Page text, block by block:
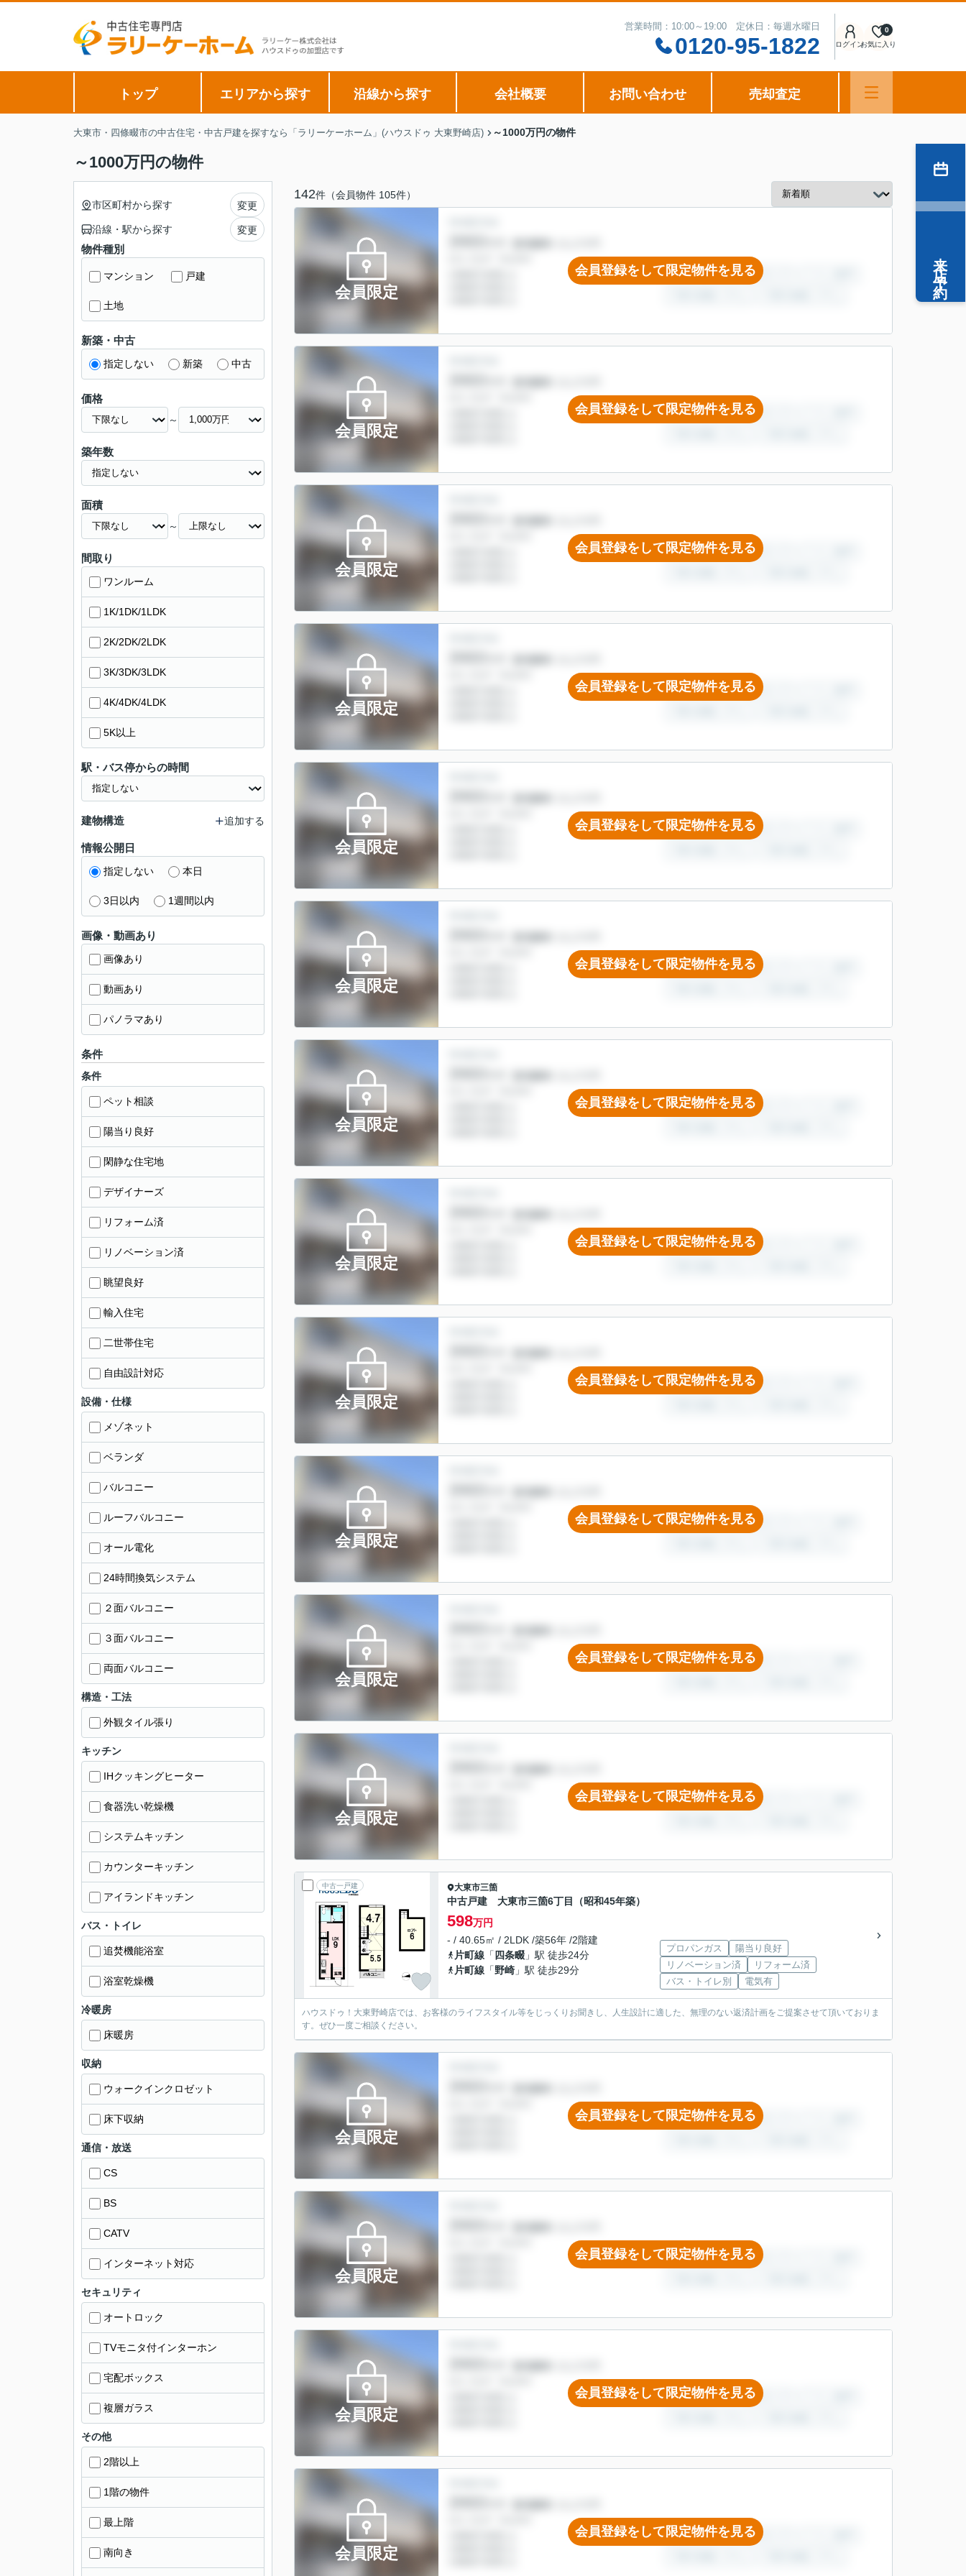
営業時間：10:00～19:00 定休日：毎週水曜日
0120-95-1822 ログインお気に入り
0
トップ エリアから探す 沿線から探す 会社概要 お問い合わせ 売却査定
大東市・四條畷市の中古住宅・中古戸建を探すなら「ラリーケーホーム」(ハウスドゥ 大東野崎店) ～1000万円の物件
～1000万円の物件
142件（会員物件 105件）
会員限定
会員登録をして限定物件を見る
会員限定
会員登録をして限定物件を見る
会員限定
会員登録をして限定物件を見る
会員限定
会員登録をして限定物件を見る
会員限定
会員登録をして限定物件を見る
会員限定
会員登録をして限定物件を見る
会員限定
会員登録をして限定物件を見る
会員限定
会員登録をして限定物件を見る
会員限定
会員登録をして限定物件を見る
会員限定
会員登録をして限定物件を見る
会員限定
会員登録をして限定物件を見る
会員限定
会員登録をして限定物件を見る
中古一戸建 大東市三箇
中古戸建 大東市三箇6丁目（昭和45年築）
598万円
- / 40.65㎡ / 2LDK /築56年 /2階建
片町線 「 四条畷 」駅 徒歩24分
片町線 「野崎 」駅 徒歩29分
プロパンガス
陽当り良好
リノベーション済
リフォーム済
バス・トイレ別
電気有
ハウスドゥ！大東野崎店では、お客様のライフスタイル等をじっくりお聞きし、人生設計に適した、無理のない返済計画をご提案させて頂いておりま
す。ぜひ一度ご相談ください。
会員限定
会員登録をして限定物件を見る
会員限定
会員登録をして限定物件を見る
会員限定
会員登録をして限定物件を見る
会員限定
会員登録をして限定物件を見る
市区町村から探す 変更
沿線・駅から探す 変更
物件種別
マンション 戸建
土地
新築・中古
指定しない 新築 中古
価格
～
築年数
面積
～
間取り
ワンルーム
1K/1DK/1LDK
2K/2DK/2LDK
3K/3DK/3LDK
4K/4DK/4LDK
5K以上
駅・バス停からの時間
建物構造 追加する
情報公開日
指定しない 本日
3日以内 1週間以内
画像・動画あり
画像あり
動画あり
パノラマあり
条件
条件
ペット相談
陽当り良好
閑静な住宅地
デザイナーズ
リフォーム済
リノベーション済
眺望良好
輸入住宅
二世帯住宅
自由設計対応
設備・仕様
メゾネット
ベランダ
バルコニー
ルーフバルコニー
オール電化
24時間換気システム
２面バルコニー
３面バルコニー
両面バルコニー
構造・工法
外観タイル張り
キッチン
IHクッキングヒーター
食器洗い乾燥機
システムキッチン
カウンターキッチン
アイランドキッチン
バス・トイレ
追焚機能浴室
浴室乾燥機
冷暖房
床暖房
収納
ウォークインクロゼット
床下収納
通信・放送
CS
BS
CATV
インターネット対応
セキュリティ
オートロック
TVモニタ付インターホン
宅配ボックス
複層ガラス
その他
2階以上
1階の物件
最上階
南向き
来店予約